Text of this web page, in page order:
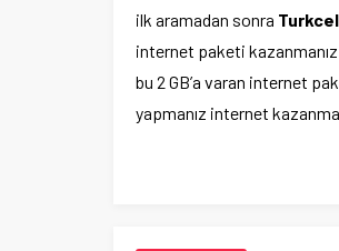
ilk aramadan sonra
internet paketi kazanmanız
bu 2 GB’a varan internet
yapmanız internet